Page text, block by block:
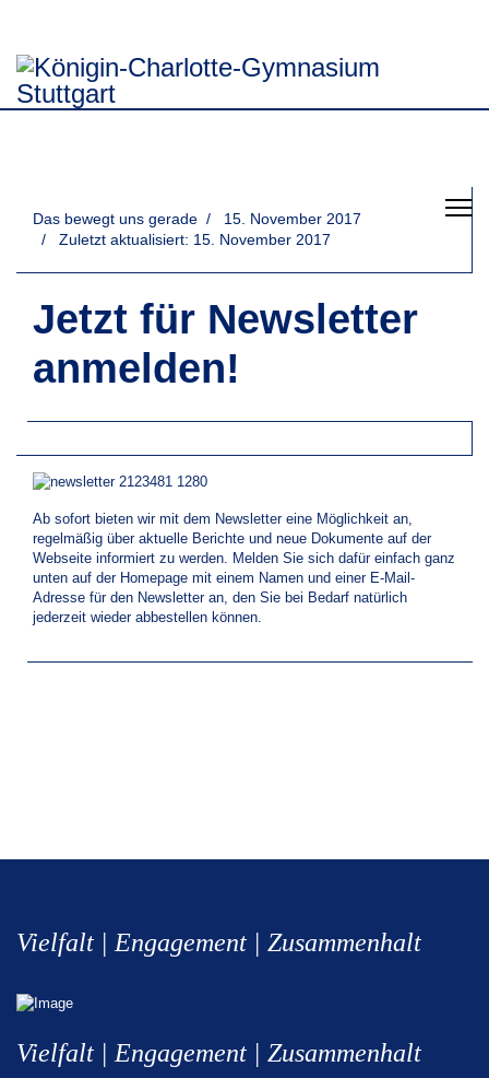
Das bewegt uns gerade
15. November 2017
Zuletzt aktualisiert: 15. November 2017
Jetzt für Newsletter
anmelden!
Ab sofort bieten wir mit dem Newsletter eine Möglichkeit an,
regelmäßig über aktuelle Berichte und neue Dokumente auf der
Webseite informiert zu werden. Melden Sie sich dafür einfach ganz
unten auf der Homepage mit einem Namen und einer E-Mail-
Adresse für den Newsletter an, den Sie bei Bedarf natürlich
jederzeit wieder abbestellen können.
Vielfalt | Engagement | Zusammenhalt
Vielfalt | Engagement | Zusammenhalt